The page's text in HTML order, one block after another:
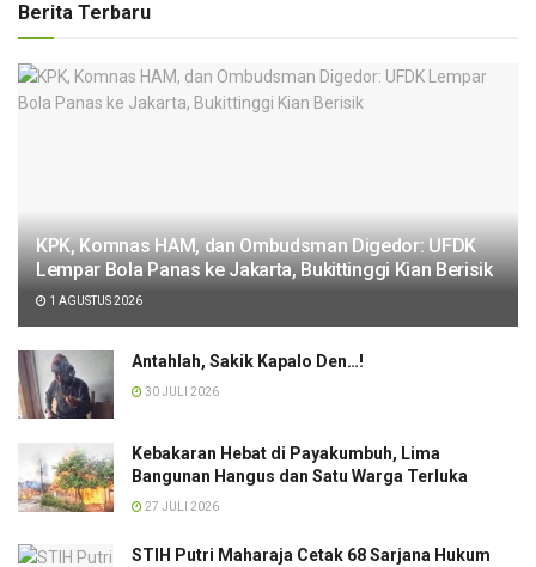
Berita Terbaru
KPK, Komnas HAM, dan Ombudsman Digedor: UFDK
Lempar Bola Panas ke Jakarta, Bukittinggi Kian Berisik
1 AGUSTUS 2026
Antahlah, Sakik Kapalo Den…!
30 JULI 2026
Kebakaran Hebat di Payakumbuh, Lima
Bangunan Hangus dan Satu Warga Terluka
27 JULI 2026
STIH Putri Maharaja Cetak 68 Sarjana Hukum